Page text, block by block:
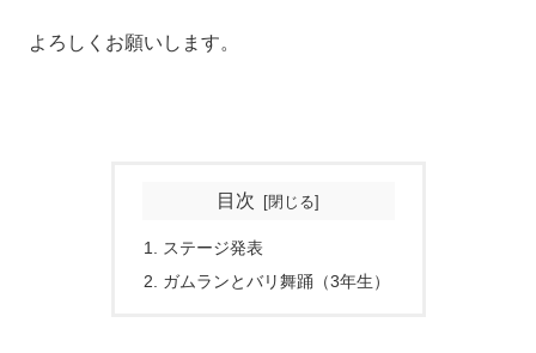
よろしくお願いします。
目次
ステージ発表
ガムランとバリ舞踊（3年生）